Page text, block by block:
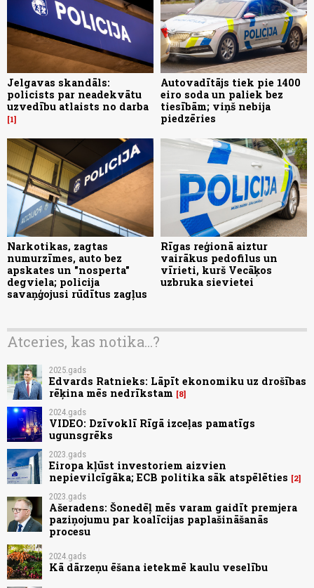
Jelgavas skandāls:
policists par neadekvātu
uzvedību atlaists no darba
1
Autovadītājs tiek pie 1400
eiro soda un paliek bez
tiesībām; viņš nebija
piedzēries
Narkotikas, zagtas
numurzīmes, auto bez
apskates un "nosperta"
degviela; policija
savaņģojusi rūdītus zagļus
Rīgas reģionā aiztur
vairākus pedofilus un
vīrieti, kurš Vecāķos
uzbruka sievietei
Atceries, kas notika...?
2025.gads
Edvards Ratnieks: Lāpīt ekonomiku uz drošības
rēķina mēs nedrīkstam
8
2024.gads
VIDEO: Dzīvoklī Rīgā izceļas pamatīgs
ugunsgrēks
2023.gads
Eiropa kļūst investoriem aizvien
nepievilcīgāka; ECB politika sāk atspēlēties
2
2023.gads
Ašeradens: Šonedēļ mēs varam gaidīt premjera
paziņojumu par koalīcijas paplašināšanās
procesu
2024.gads
Kā dārzeņu ēšana ietekmē kaulu veselību